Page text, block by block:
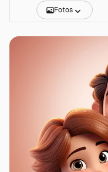
Fotos